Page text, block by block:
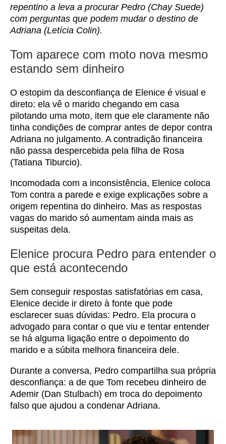
repentino a leva a procurar Pedro (Chay Suede)
com perguntas que podem mudar o destino de
Adriana (Letícia Colin).
Tom aparece com moto nova mesmo
estando sem dinheiro
O estopim da desconfiança de Elenice é visual e
direto: ela vê o marido chegando em casa
pilotando uma moto, item que ele claramente não
tinha condições de comprar antes de depor contra
Adriana no julgamento. A contradição financeira
não passa despercebida pela filha de Rosa
(Tatiana Tiburcio).
Incomodada com a inconsistência, Elenice coloca
Tom contra a parede e exige explicações sobre a
origem repentina do dinheiro. Mas as respostas
vagas do marido só aumentam ainda mais as
suspeitas dela.
Elenice procura Pedro para entender o
que está acontecendo
Sem conseguir respostas satisfatórias em casa,
Elenice decide ir direto à fonte que pode
esclarecer suas dúvidas: Pedro. Ela procura o
advogado para contar o que viu e tentar entender
se há alguma ligação entre o depoimento do
marido e a súbita melhora financeira dele.
Durante a conversa, Pedro compartilha sua própria
desconfiança: a de que Tom recebeu dinheiro de
Ademir (Dan Stulbach) em troca do depoimento
falso que ajudou a condenar Adriana.